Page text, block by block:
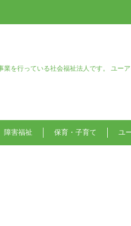
を行っている社会福祉法人です。 ユ
障害福祉 保育・子育て ユ